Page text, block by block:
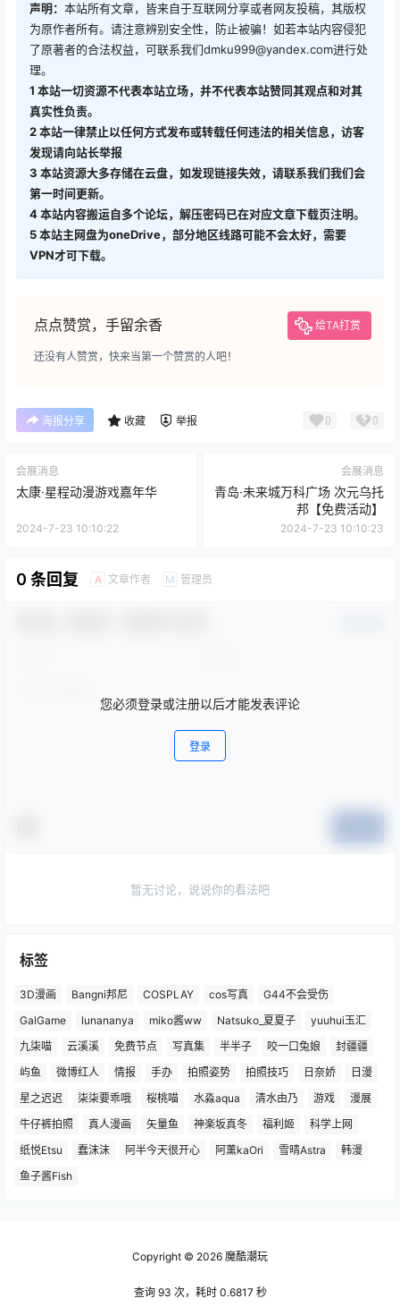
声明： 本站所有文章，皆来自于互联网分享或者网友投稿，其版权
为原作者所有。请注意辨别安全性，防止被骗！如若本站内容侵犯
了原著者的合法权益，可联系我们dmku999@yandex.com进行处
理。
1 本站一切资源不代表本站立场，并不代表本站赞同其观点和对其
真实性负责。
2本站一律禁止以任何方式发布或转载任何违法的相关信息，访客
发现请向站长举报
3 本站资源大多存储在云盘，如发现链接失效，请联系我们我们会
第一时间更新。
4本站内容搬运自多个论坛，解压密码已在对应文章下载页注明。
5本站主网盘为oneDrive，部分地区线路可能不会太好，需要
VPN才可下载。
点点赞赏，手留余香 给TA打赏
还没有人赞赏，快来当第一个赞赏的人吧！
海报分享 收藏 举报 0 0
会展消息
太康·星程动漫游戏嘉年华
2024-7-23 10:10:22
会展消息
青岛·未来城万科广场 次元乌托
邦【免费活动】
2024-7-23 10:10:23
0 条回复 A 文章作者 M 管理员
您必须登录或注册以后才能发表评论
登录
暂无讨论，说说你的看法吧
标签
3D漫画 Bangni邦尼 COSPLAY cos写真
G44不会受伤
GalGame
lunananya miko酱ww Natsuko_夏夏子
yuuhui玉汇
九柒喵
云溪溪 免费节点 写真集 半半子 咬一口兔娘
封疆疆
屿鱼
微博红人 情报 手办 拍照姿势 拍照技巧 日奈娇
日漫
星之迟迟
柒柒要乖哦 桜桃喵 水淼aqua 清水由乃 游戏
漫展
牛仔裤拍照
真人漫画 矢量鱼 神楽坂真冬 福利姬
科学上网
纸悦Etsu
蠢沫沫 阿半今天很开心 阿薰kaOri 雪晴Astra
韩漫
鱼子酱Fish
Copyright © 2026 魔酷潮玩
查询 93 次，耗时 0.6817 秒